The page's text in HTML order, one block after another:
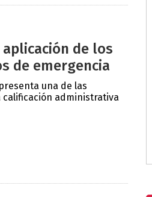
de los
de emergencia
una de las
calificación administrativa